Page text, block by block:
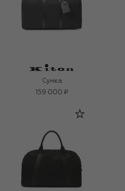
Сумка
159 000 ₽